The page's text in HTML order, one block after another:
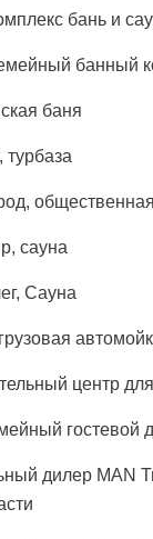
бань и
банный
баня
турбаза
сауна
Сауна
центр
гостевой
дилер MAN